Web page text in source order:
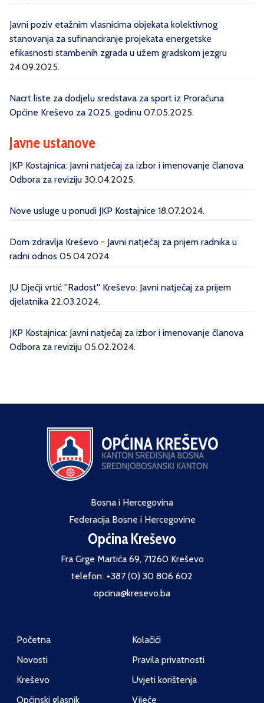
Javni poziv etažnim vlasnicima objekata kolektivnog
stanovanja za sufinanciranje projekata energetske
efikasnosti stambenih zgrada u užem gradskom jezgru
24.09.2025.
Nacrt liste za dodjelu sredstava za sport iz Proračuna
Općine Kreševo za 2025. godinu 07.05.2025.
Javne ustanove
JKP Kostajnica: Javni natječaj za izbor i imenovanje članova
Odbora za reviziju 30.04.2025.
Nove usluge u ponudi JKP Kostajnice 18.07.2024.
Dom zdravlja Kreševo - Javni natječaj za prijem radnika u
radni odnos 05.04.2024.
JU Dječji vrtić ''Radost'' Kreševo: Javni natječaj za prijem
djelatnika 22.03.2024.
JKP Kostajnica: Javni natječaj za izbor i imenovanje članova
Odbora za reviziju 05.02.2024.
Bosna i Hercegovina
Federacija Bosne i Hercegovine
Općina Kreševo
Fra Grge Martića 69, 71260 Kreševo
telefon: +387 (0) 30 806 602
opcina@kresevo.ba
Početna
Novosti
Kreševo
Općinski glasnik
Kolačići
Pravila privatnosti
Uvjeti korištenja
Vijeće